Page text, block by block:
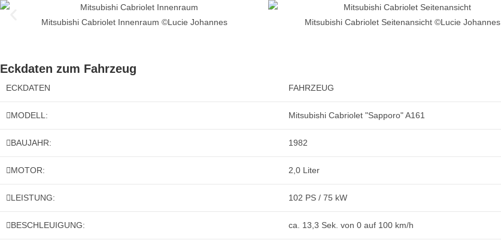
Mitsubishi Cabriolet Innenraum ©Lucie Johannes Mitsubishi Cabriolet Seitenansicht ©Lucie Johannes
Eckdaten zum Fahrzeug
ECKDATEN FAHRZEUG
MODELL: Mitsubishi Cabriolet "Sapporo" A161
BAUJAHR: 1982
MOTOR: 2,0 Liter
LEISTUNG: 102 PS / 75 kW
BESCHLEUIGUNG: ca. 13,3 Sek. von 0 auf 100 km/h